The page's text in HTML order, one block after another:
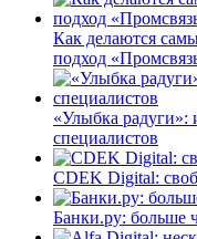
Как делаются
подход
«Улыбка радуги»:
специалистов
CDEK Digital:
Банки.ру: больше